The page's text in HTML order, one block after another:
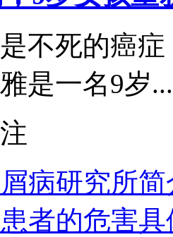
不死的癌
是一名9岁...
病研究所简
者的危害